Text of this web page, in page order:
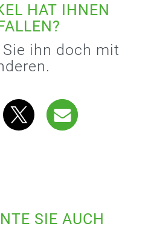
HAT IHNEN
ihn doch mit
SIE AUCH